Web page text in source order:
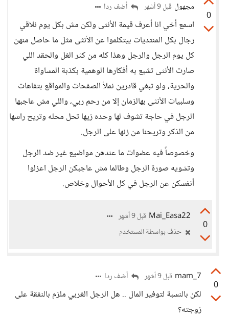
0
مجهول قبل 9 أشهر أضف ردا
اسمع أخي انا أعرف قيمة الأنثى ولكن مش بكل يوم نلاقي
رجال بكل المنتديات بيتكلموا عن الأنثى مثل ما حاصل منهن
كل يوم الرجل والرجل وهذا كله من كثر الغل والحقد اللي
صارت الأنثى تشبع به أفكارها الوهمية بكذبة المساواة
والحرية، ولو تبغي قادرين نملأ الصفحات والمواقع بتفاهات
وسلبيات الأنثى بهالزمان إلا من رحم ربي، واللي مش عاجبها
الرجل في حاجة تشوف لها وحده زيها تحل محله وتريح راسها
من الذكر وتريحنا من زنها على الرجل.
وخصوصاً فيه عضوات ما عندهن مواضيع غير ضد الرجل
وتشويه صورة الرجل وطالما مش عاجبكن الرجل اعزلوا
أنفسكن عن الرجل في كل الأحوال وخلاص.
0
Mai_Easa22 قبل 9 أشهر
حذف بواسطة المستخدم
0
mam_7 قبل 9 أشهر أضف ردا
لكن بالنسبة لتوفير المال .. هل الرجل الغربي ملزم بالنفقة على
زوجته؟